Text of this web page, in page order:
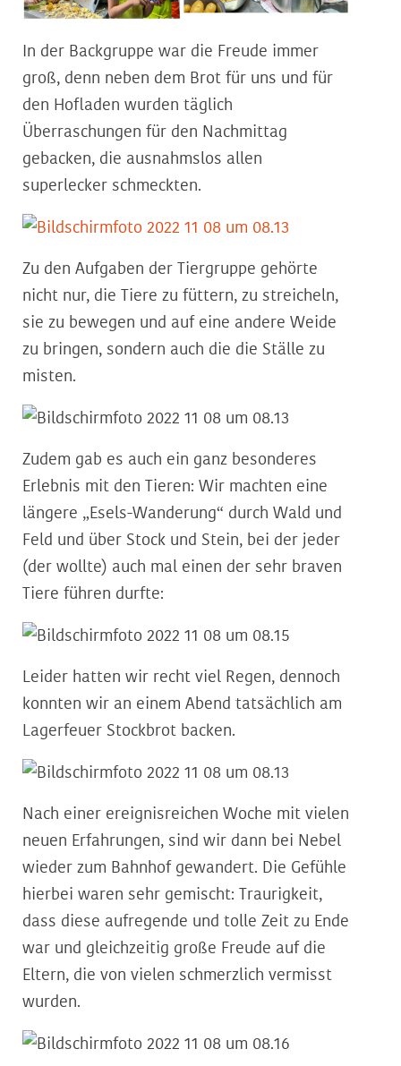
In der Backgruppe war die Freude immer
groß, denn neben dem Brot für uns und für
den Hofladen wurden täglich
Überraschungen für den Nachmittag
gebacken, die ausnahmslos allen
superlecker schmeckten.
Zu den Aufgaben der Tiergruppe gehörte
nicht nur, die Tiere zu füttern, zu streicheln,
sie zu bewegen und auf eine andere Weide
zu bringen, sondern auch die die Ställe zu
misten.
Zudem gab es auch ein ganz besonderes
Erlebnis mit den Tieren: Wir machten eine
längere „Esels-Wanderung“ durch Wald und
Feld und über Stock und Stein, bei der jeder
(der wollte) auch mal einen der sehr braven
Tiere führen durfte:
Leider hatten wir recht viel Regen, dennoch
konnten wir an einem Abend tatsächlich am
Lagerfeuer Stockbrot backen.
Nach einer ereignisreichen Woche mit vielen
neuen Erfahrungen, sind wir dann bei Nebel
wieder zum Bahnhof gewandert. Die Gefühle
hierbei waren sehr gemischt: Traurigkeit,
dass diese aufregende und tolle Zeit zu Ende
war und gleichzeitig große Freude auf die
Eltern, die von vielen schmerzlich vermisst
wurden.